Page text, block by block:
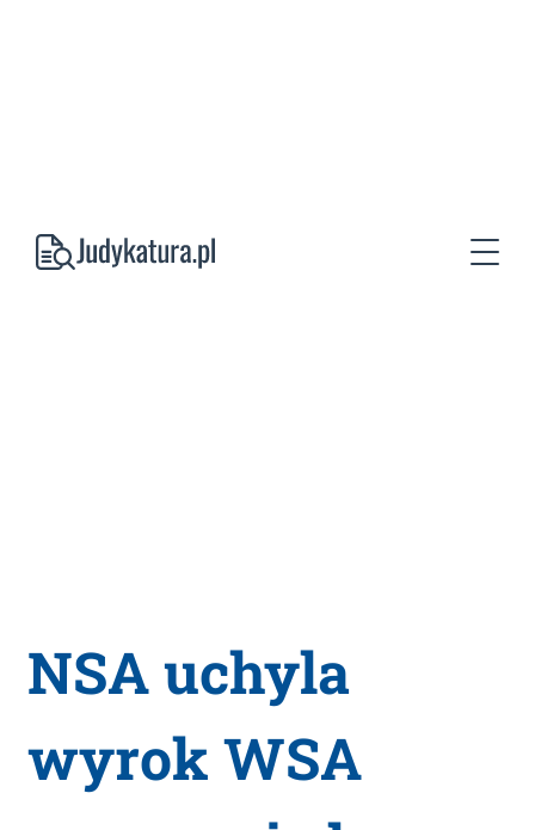
NSA uchyla
wyrok WSA